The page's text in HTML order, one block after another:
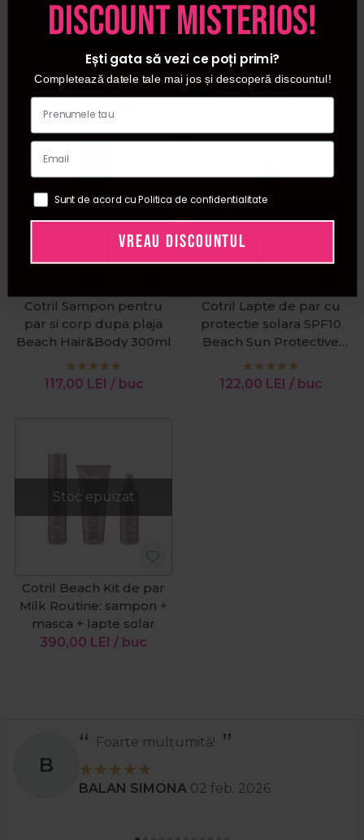
Ronney Professional
Masca cu protectie UV
Repair 1000ml
19,55LEI / buc
PRP:23,00LEI
Wella Professionals
Serum protector 5-in-1
Ultimate Repair 4 95ml
144,00LEI / buc
Cotril Sampon pentru
par si corp dupa plaja
Beach Hair&Body 300ml
117,00 LEI / buc
Cotril Lapte de par cu
protectie solara SPF10
Beach Sun Protective
Milk 150ml
122,00 LEI / buc
Stoc epuizat
Cotril Beach Kit de par
Milk Routine: sampon +
masca + lapte solar
390,00 LEI / buc
B
Foarte mulțumită!
BALAN SIMONA 02 feb. 2026
discount misterios!
Ești gata să vezi ce poți primi?
Completează datele tale mai jos și descoperă discountul!
Sunt de acord cu Politica de confidentialitate
VREAU DISCOUNTUL